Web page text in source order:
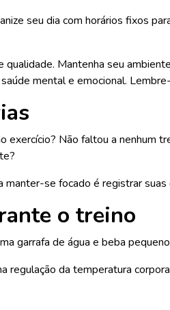
seu dia com horários fixos
Mantenha seu
mental e emocional.
Não faltou a nenhum
se focado é registrar
o treino
garrafa de água e beba
da temperatura